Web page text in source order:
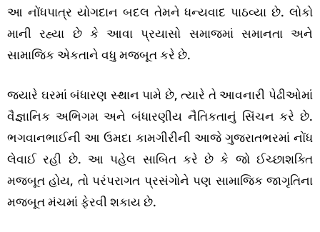
આ નોંધપાત્ર યોગદાન બદલ તેમને ધન્યવાદ પાઠવ્યા છે. લોકો
માની રહ્યા છે કે આવા પ્રયાસો સમાજમાં સમાનતા અને
સામાજિક એકતાને વધુ મજબૂત કરે છે.
જ્યારે ઘરમાં બંધારણ સ્થાન પામે છે, ત્યારે તે આવનારી પેઢીઓમાં
વૈજ્ઞાનિક અભિગમ અને બંધારણીય નૈતિકતાનું સિંચન કરે છે.
ભગવાનભાઈની આ ઉમદા કામગીરીની આજે ગુજરાતભરમાં નોંધ
લેવાઈ રહી છે. આ પહેલ સાબિત કરે છે કે જો ઈચ્છાશક્તિ
મજબૂત હોય, તો પરંપરાગત પ્રસંગોને પણ સામાજિક જાગૃતિના
મજબૂત મંચમાં ફેરવી શકાય છે.